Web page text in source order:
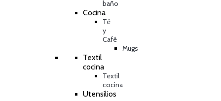
baño
Cocina
Té
y
Café
Mugs
Textil
cocina
Textil
cocina
Utensilios